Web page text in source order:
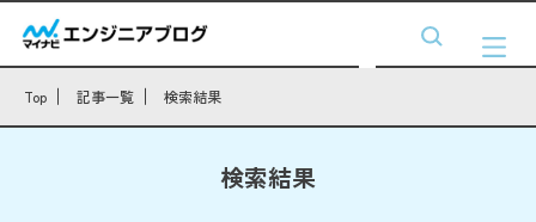
Top 記事一覧 検索結果
検索結果